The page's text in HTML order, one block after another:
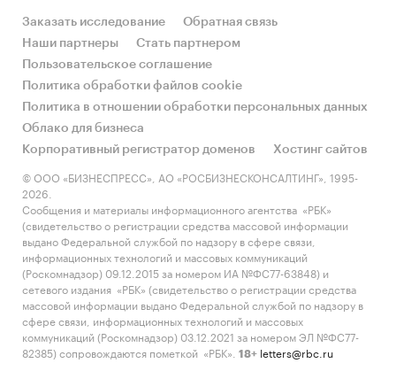
Заказать исследование
Обратная связь
Наши партнеры
Стать партнером
Пользовательское соглашение
Политика обработки файлов cookie
Политика в отношении обработки персональных данных
Облако для бизнеса
Корпоративный регистратор доменов
Хостинг сайтов
© ООО «БИЗНЕСПРЕСС», АО «РОСБИЗНЕСКОНСАЛТИНГ», 1995-
2026.
Сообщения и материалы информационного агентства «РБК»
(свидетельство о регистрации средства массовой информации
выдано Федеральной службой по надзору в сфере связи,
информационных технологий и массовых коммуникаций
(Роскомнадзор) 09.12.2015 за номером ИА №ФС77-63848) и
сетевого издания «РБК» (свидетельство о регистрации средства
массовой информации выдано Федеральной службой по надзору в
сфере связи, информационных технологий и массовых
коммуникаций (Роскомнадзор) 03.12.2021 за номером ЭЛ №ФС77-
82385) сопровождаются пометкой «РБК».
18+ letters@rbc.ru